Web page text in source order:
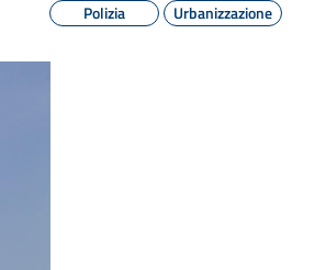
Polizia
Urbanizzazione